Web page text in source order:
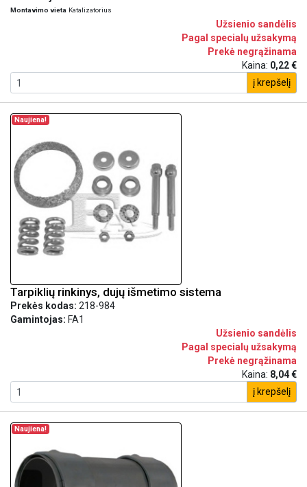
Montavimo vieta Katalizatorius
Užsienio sandėlis
Pagal specialų užsakymą
Prekė negrąžinama
Kaina: 0,22 €
į krepšelį
Naujiena!
Tarpiklių rinkinys, dujų išmetimo sistema
Prekės kodas: 218-984
Gamintojas: FA1
Užsienio sandėlis
Pagal specialų užsakymą
Prekė negrąžinama
Kaina: 8,04 €
į krepšelį
Naujiena!